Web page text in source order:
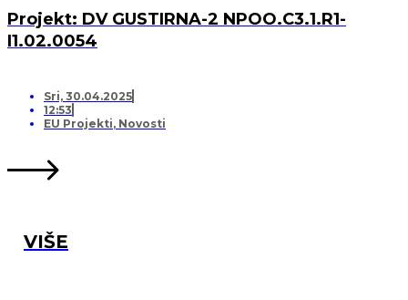
Projekt: DV GUSTIRNA-2 NPOO.C3.1.R1-
I1.02.0054
Sri, 30.04.2025
12:53
EU Projekti, Novosti
VIŠE